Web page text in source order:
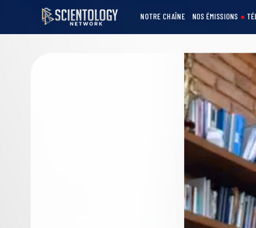
NOTRE CHAÎNE NOS ÉMISSIONS